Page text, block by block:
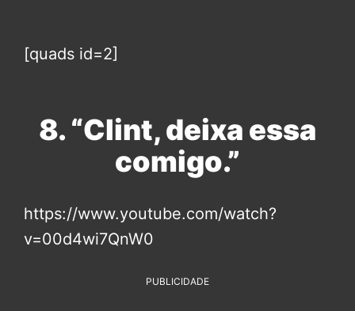
[quads id=2]
8. “Clint, deixa essa
comigo.”
https://www.youtube.com/watch?
v=00d4wi7QnW0
PUBLICIDADE